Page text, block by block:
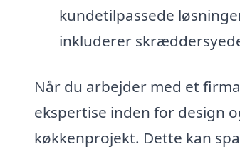
kundetilpassede
inkluderer
Når du arbejder med et
ekspertise inden for design
køkkenprojekt. Dette kan